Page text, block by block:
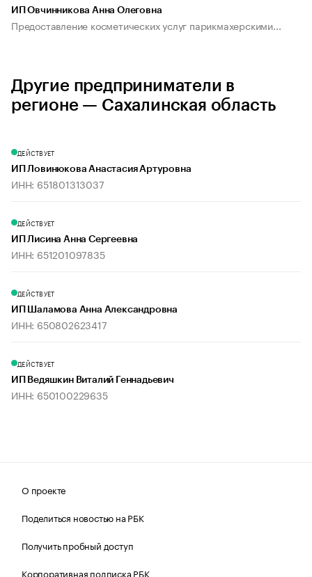
ИП Овчинникова Анна Олеговна
Предоставление косметических услуг парикмахерскими...
Другие предприниматели в
регионе — Сахалинская область
ДЕЙСТВУЕТ
ИП Ловинюкова Анастасия Артуровна
ИНН: 651801313037
ДЕЙСТВУЕТ
ИП Лисина Анна Сергеевна
ИНН: 651201097835
ДЕЙСТВУЕТ
ИП Шаламова Анна Александровна
ИНН: 650802623417
ДЕЙСТВУЕТ
ИП Ведяшкин Виталий Геннадьевич
ИНН: 650100229635
О проекте
Поделиться новостью на РБК
Получить пробный доступ
Корпоративная подписка РБК